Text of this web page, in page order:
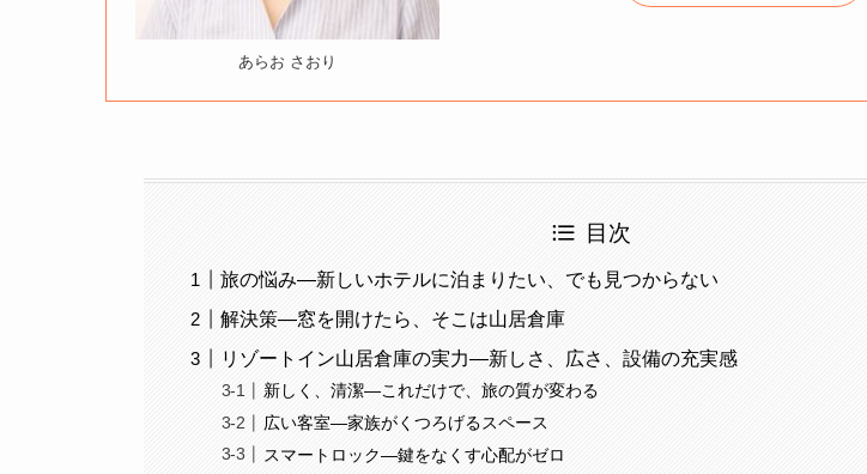
あらお さおり
目次
旅の悩み—新しいホテルに泊まりたい、でも見つからない
解決策—窓を開けたら、そこは山居倉庫
リゾートイン山居倉庫の実力—新しさ、広さ、設備の充実感
新しく、清潔—これだけで、旅の質が変わる
広い客室—家族がくつろげるスペース
スマートロック—鍵をなくす心配がゼロ